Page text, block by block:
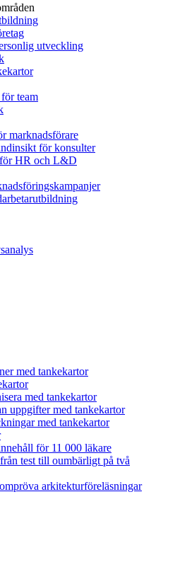
utveckling
team
marknadsförare
för konsulter
HR och L&D
med tankekartor
med tankekartor
uppgifter med tankekartor
med tankekartor
för 11 000 läkare
test till oumbärligt på två
arkitekturföreläsningar